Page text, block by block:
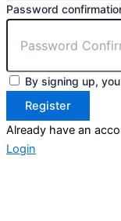
Password
By signing up,
Register
Already have an
Login